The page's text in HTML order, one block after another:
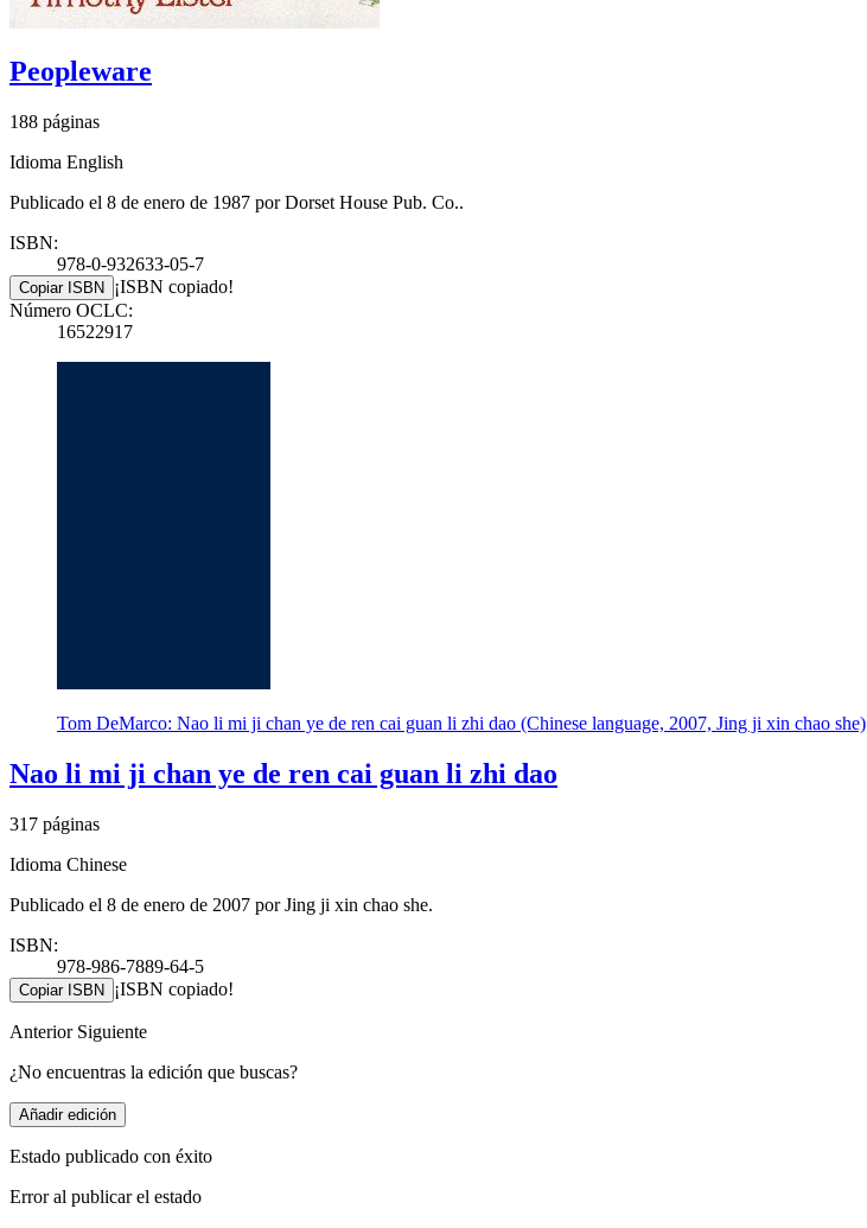
Peopleware
188 páginas
Idioma English
Publicado el 8 de enero de 1987 por Dorset House Pub. Co..
ISBN:
978-0-932633-05-7
Copiar ISBN
¡ISBN copiado!
Número OCLC:
16522917
Tom DeMarco: Nao li mi ji chan ye de ren cai guan li zhi dao (Chinese language, 2007, Jing ji xin chao she)
Nao li mi ji chan ye de ren cai guan li zhi dao
317 páginas
Idioma Chinese
Publicado el 8 de enero de 2007 por Jing ji xin chao she.
ISBN:
978-986-7889-64-5
Copiar ISBN ¡ISBN copiado!
Anterior Siguiente
¿No encuentras la edición que buscas?
Añadir edición
Estado publicado con éxito
Error al publicar el estado